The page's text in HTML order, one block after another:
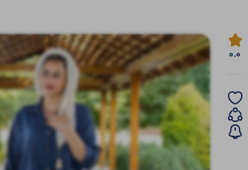
0.0